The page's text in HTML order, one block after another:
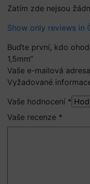
Zatím zde nejsou
Show only reviews in
Buďte první, kdo
1,5mm“
Vaše e-mailová
Vyžadované
Vaše hodnocení *
Vaše recenze *